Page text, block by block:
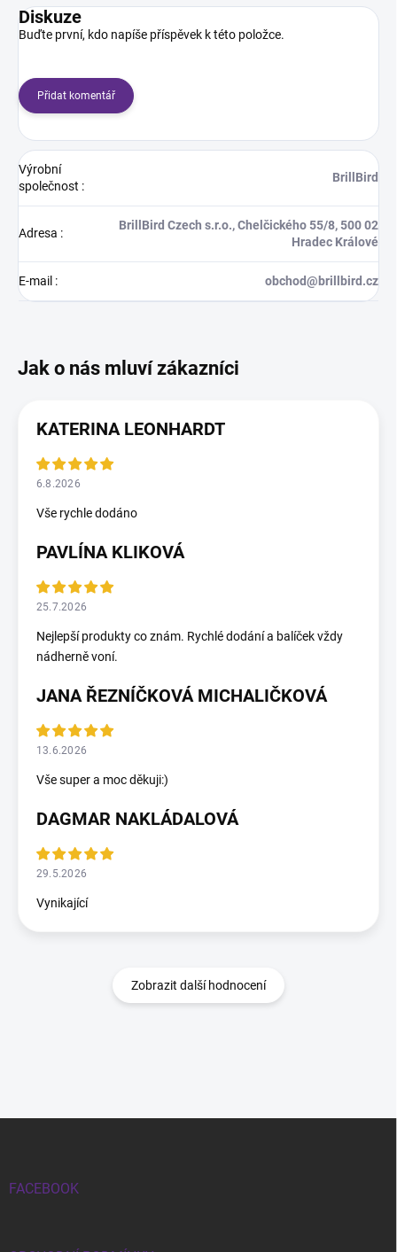
Diskuze
Buďte první, kdo napíše příspěvek k této položce.
Přidat komentář
Výrobní
společnost :
BrillBird
Adresa :
BrillBird Czech s.r.o., Chelčického 55/8, 500 02
Hradec Králové
E-mail : obchod@brillbird.cz
KATERINA LEONHARDT
6.8.2026
Vše rychle dodáno
PAVLÍNA KLIKOVÁ
25.7.2026
Nejlepší produkty co znám. Rychlé dodání a balíček vždy
nádherně voní.
JANA ŘEZNÍČKOVÁ MICHALIČKOVÁ
13.6.2026
Vše super a moc děkuji:)
DAGMAR NAKLÁDALOVÁ
29.5.2026
Vynikající
Zobrazit další hodnocení
FACEBOOK